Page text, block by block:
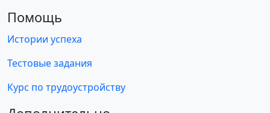
Помощь
Истории успеха
Тестовые задания
Курс по трудоустройству